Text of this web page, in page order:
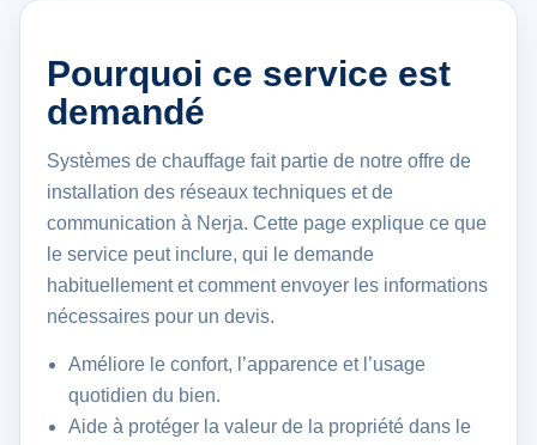
Pourquoi ce service est
demandé
Systèmes de chauffage fait partie de notre offre de
installation des réseaux techniques et de
communication à Nerja. Cette page explique ce que
le service peut inclure, qui le demande
habituellement et comment envoyer les informations
nécessaires pour un devis.
Améliore le confort, l’apparence et l’usage
quotidien du bien.
Aide à protéger la valeur de la propriété dans le